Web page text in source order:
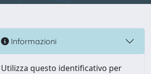
Informazioni
Utilizza questo identificativo per